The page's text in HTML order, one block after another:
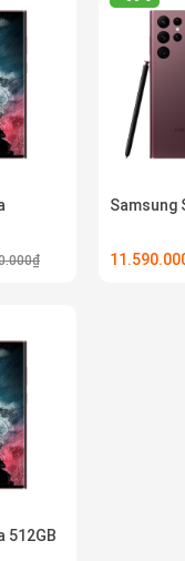
Samsung
512GB